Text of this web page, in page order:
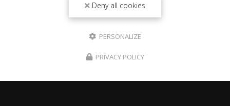
Deny all cookies
PERSONALIZE
PRIVACY POLICY